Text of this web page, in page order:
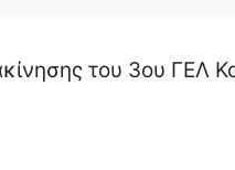
του 3ου ΓΕΛ